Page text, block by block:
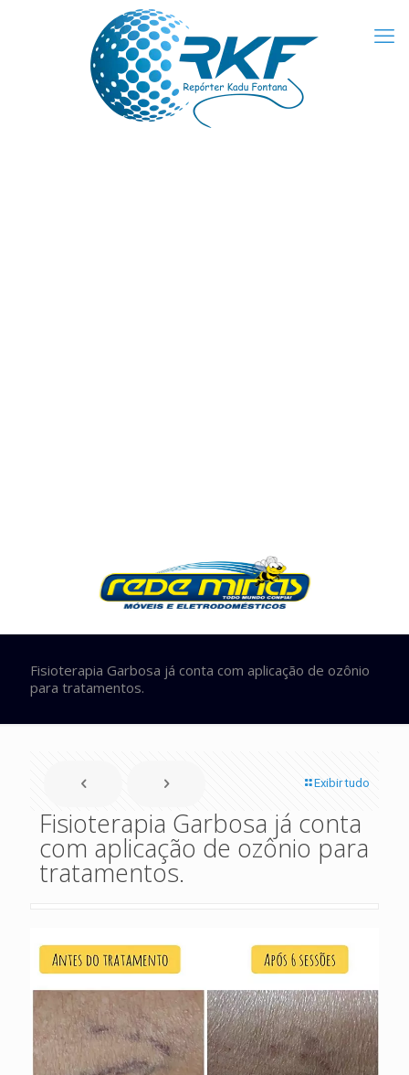
Fisioterapia Garbosa já conta com aplicação de ozônio
para tratamentos.
Exibir tudo
Fisioterapia Garbosa já conta
com aplicação de ozônio para
tratamentos.